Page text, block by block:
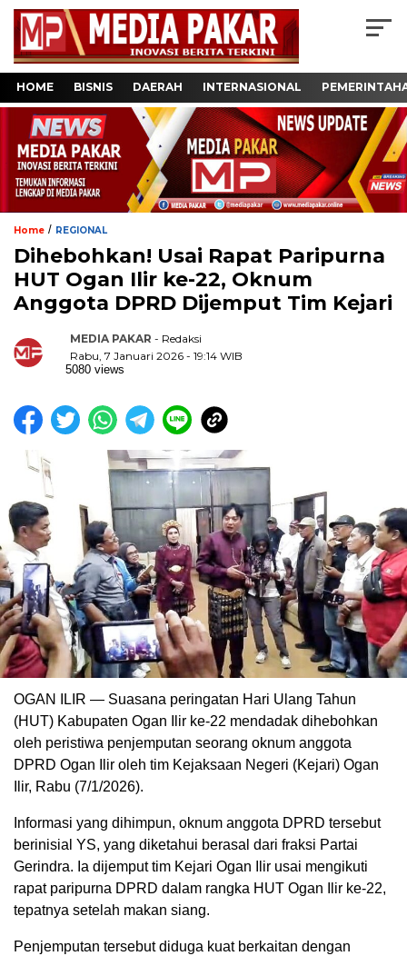
HOME BISNIS DAERAH INTERNASIONAL
Home / REGIONAL
Dihebohkan! Usai Rapat Paripurna
HUT Ogan Ilir ke-22, Oknum
Anggota DPRD Dijemput Tim Kejari
MEDIA PAKAR - Redaksi
Rabu, 7 Januari 2026 - 19:14 WIB
5080 views
OGAN ILIR — Suasana peringatan Hari Ulang Tahun
(HUT) Kabupaten Ogan Ilir ke-22 mendadak dihebohkan
oleh peristiwa penjemputan seorang oknum anggota
DPRD Ogan Ilir oleh tim Kejaksaan Negeri (Kejari) Ogan
Ilir, Rabu (7/1/2026).
Informasi yang dihimpun, oknum anggota DPRD tersebut
berinisial YS, yang diketahui berasal dari fraksi Partai
Gerindra. Ia dijemput tim Kejari Ogan Ilir usai mengikuti
rapat paripurna DPRD dalam rangka HUT Ogan Ilir ke-22,
tepatnya setelah makan siang.
Penjemputan tersebut diduga kuat berkaitan dengan